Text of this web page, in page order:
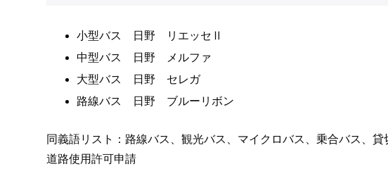
小型バス 日野 リエッセⅡ
中型バス 日野 メルファ
大型バス 日野 セレガ
路線バス 日野 ブルーリボン
同義語リスト：路線バス、観光バス、マイクロバス、乗合バス、
道路使用許可申請